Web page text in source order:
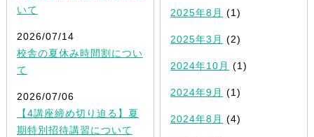
いて
2026/07/14
校舎の夏休み時間割につい
て
2026/07/06
【4講座締め切り迫る】夏
期特別招待講習について
2025年8月 (1)
2025年3月 (2)
2024年10月 (1)
2024年9月 (1)
2024年8月 (4)